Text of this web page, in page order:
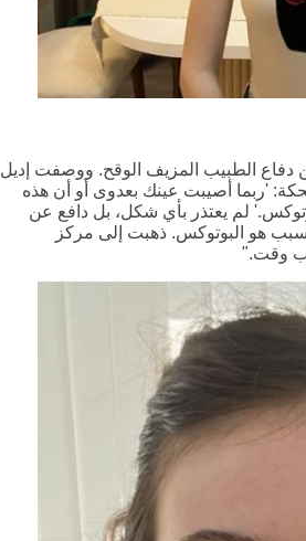
دفاع الطبيب المزيف الوقح. ووصفت إديل
'ربما أصيبت عينك بعدوى أو أن هذه
لم يعتذر بأي شكل، بل دافع عن
هو البوتوكس. ذهبت إلى مركز
وقت."